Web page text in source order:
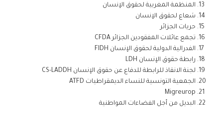
المنظمة المغربية لحقوق الإنسان
شعاع لحقوق الإنسان
حريات الجزائر
تجمع عائلات المفقودين الجزائر CFDA
الفدرالية الدولية لحقوق الإنسان FIDH
رابطة حقوق الإنسان LDH
لجنة الانقاذ للرابطة للدفاع عن حقوق الإنسان CS-LADDH
الجمعية التونسية للنساء الديمقراطيات ATFD
Migreurop
البديل من أجل الفضاءات المواطنية